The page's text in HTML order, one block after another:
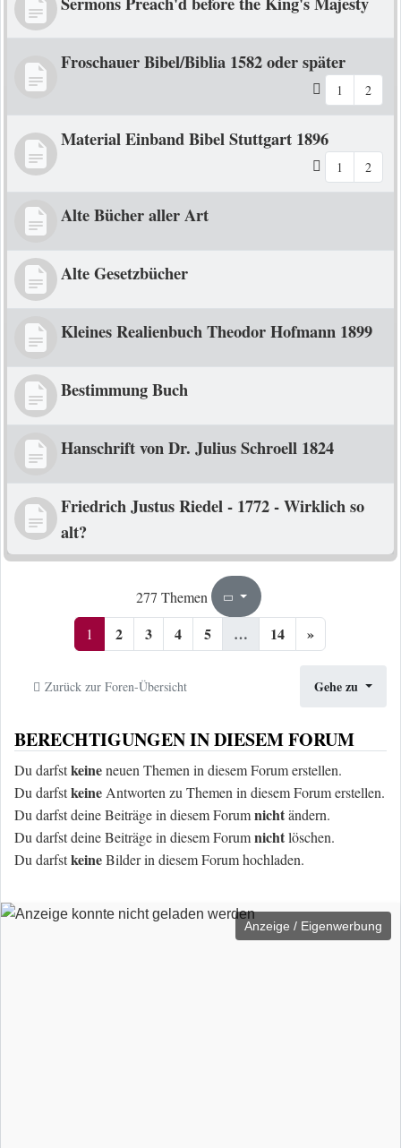
Froschauer Bibel/Biblia 1582 oder später
1 2
Material Einband Bibel Stuttgart 1896
1 2
Alte Bücher aller Art
Alte Gesetzbücher
Kleines Realienbuch Theodor Hofmann 1899
Bestimmung Buch
Hanschrift von Dr. Julius Schroell 1824
Friedrich Justus Riedel - 1772 - Wirklich so
alt?
277 Themen Seite1
1 2 3 4 5 … 14 »
Zurück zur Foren-Übersicht Gehe zu
BERECHTIGUNGEN IN DIESEM FORUM
Du darfstkeineneuen Themen in diesem Forum erstellen.
Du darfstkeine Antworten zu Themen in diesem Forum erstellen.
Du darfst deine Beiträge in diesem Forumnichtändern.
Du darfst deine Beiträge in diesem Forumnichtlöschen.
Du darfstkeineBilder in diesem Forum hochladen.
Anzeige / Eigenwerbung